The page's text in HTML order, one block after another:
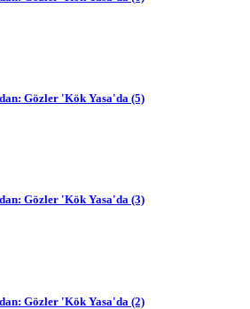
Gözler 'Kök Yasa'da (5)
Gözler 'Kök Yasa'da (3)
Gözler 'Kök Yasa'da (2)